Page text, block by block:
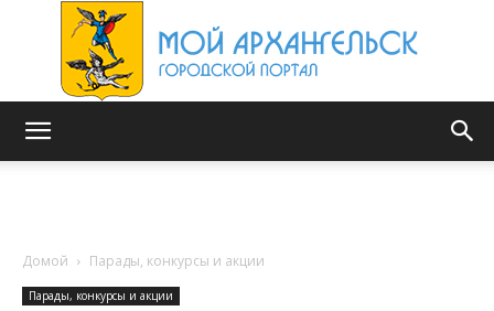
Домой Парады, конкурсы и акции
Парады, конкурсы и акции